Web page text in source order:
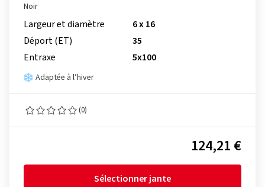
Noir
Largeur et diamètre
6 x 16
Déport (ET)
35
Entraxe
5x100
Adaptée à l’hiver
(0)
124,21 €
Sélectionner jante